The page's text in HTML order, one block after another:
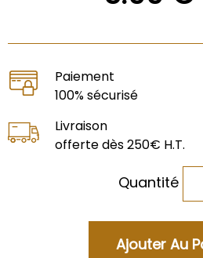
Paiement
100% sécurisé
Livraison
offerte dès 250€ H.T.
Quantité